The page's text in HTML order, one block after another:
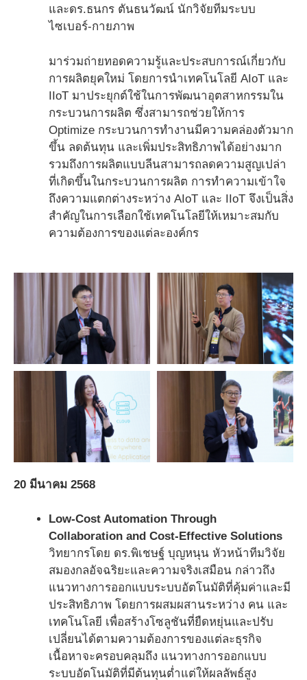
และดร.ธนกร ตันธนวัฒน์ นักวิจัยทีมระบบ
ไซเบอร์-กายภาพ
มาร่วมถ่ายทอดความรู้และประสบการณ์เกี่ยวกับ
การผลิตยุคใหม่ โดยการนำเทคโนโลยี AIoT และ
IIoT มาประยุกต์ใช้ในการพัฒนาอุตสาหกรรมใน
กระบวนการผลิต ซึ่งสามารถช่วยให้การ
Optimize กระบวนการทำงานมีความคล่องตัวมาก
ขึ้น ลดต้นทุน และเพิ่มประสิทธิภาพได้อย่างมาก
รวมถึงการผลิตแบบลีนสามารถลดความสูญเปล่า
ที่เกิดขึ้นในกระบวนการผลิต การทำความเข้าใจ
ถึงความแตกต่างระหว่าง AIoT และ IIoT จึงเป็นสิ่ง
สำคัญในการเลือกใช้เทคโนโลยีให้เหมาะสมกับ
ความต้องการของแต่ละองค์กร
20 มีนาคม 2568
Low-Cost Automation Through
Collaboration and Cost-Effective Solutions
วิทยากรโดย ดร.พิเชษฐ์ บุญหนุน หัวหน้าทีมวิจัย
สมองกลอัจฉริยะและความจริงเสมือน กล่าวถึง
แนวทางการออกแบบระบบอัตโนมัติที่คุ้มค่าและมี
ประสิทธิภาพ โดยการผสมผสานระหว่าง คน และ
เทคโนโลยี เพื่อสร้างโซลูชันที่ยืดหยุ่นและปรับ
เปลี่ยนได้ตามความต้องการของแต่ละธุรกิจ
เนื้อหาจะครอบคลุมถึง แนวทางการออกแบบ
ระบบอัตโนมัติที่มีต้นทุนต่ำแต่ให้ผลลัพธ์สูง